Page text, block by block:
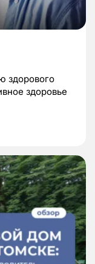
здорового
здоровье